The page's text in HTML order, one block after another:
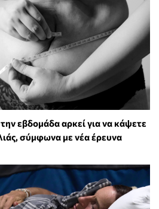
εβδομάδα αρκεί για να κάψετε
σύμφωνα με νέα έρευνα